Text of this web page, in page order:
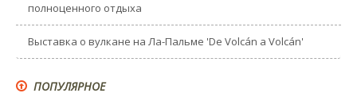
полноценного отдыха
Выставка о вулкане на Ла-Пальме 'De Volcán a Volcán'
ПОПУЛЯРНОЕ